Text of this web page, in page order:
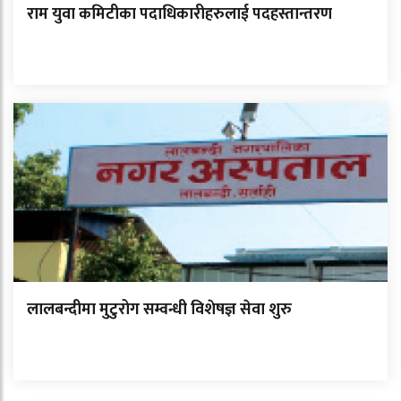
राम युवा कमिटीका पदाधिकारीहरुलाई पदहस्तान्तरण
लालबन्दीमा मुटुरोग सम्वन्धी विशेषज्ञ सेवा शुरु